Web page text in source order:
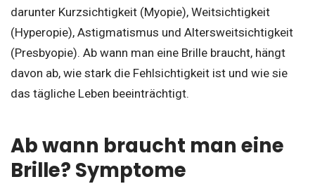
darunter Kurzsichtigkeit (Myopie), Weitsichtigkeit
(Hyperopie), Astigmatismus und Altersweitsichtigkeit
(Presbyopie). Ab wann man eine Brille braucht, hängt
davon ab, wie stark die Fehlsichtigkeit ist und wie sie
das tägliche Leben beeinträchtigt.
Ab wann braucht man eine
Brille? Symptome